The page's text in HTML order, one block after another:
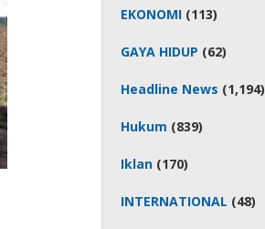
EKONOMI (113)
GAYA HIDUP (62)
Headline News (1,194)
Hukum (839)
Iklan (170)
INTERNATIONAL (48)